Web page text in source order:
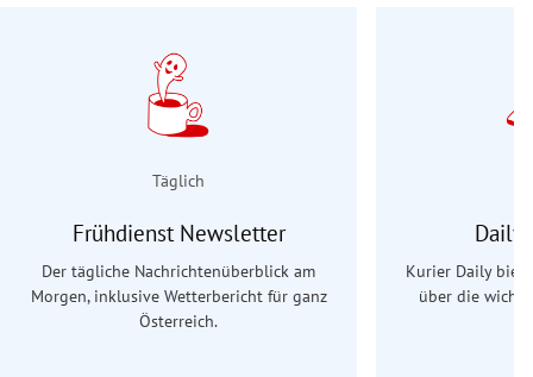
Täglich
Frühdienst Newsletter
Der tägliche Nachrichtenüberblick am
Morgen, inklusive Wetterbericht für ganz
Österreich.
Daily
Kurier Daily
über die